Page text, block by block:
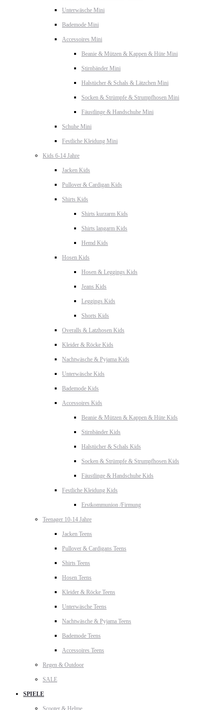
Unterwäsche Mini
Bademode Mini
Accessoires Mini
Beanie & Mützen & Kappen & Hüte Mini
Stirnbänder Mini
Halstücher & Schals & Lätzchen Mini
Socken & Strümpfe & Strumpfhosen Mini
Fäustlinge & Handschuhe Mini
Schuhe Mini
Festliche Kleidung Mini
Kids 6-14 Jahre
Jacken Kids
Pullover & Cardigan Kids
Shirts Kids
Shirts kurzarm Kids
Shirts langarm Kids
Hemd Kids
Hosen Kids
Hosen & Leggings Kids
Jeans Kids
Leggings Kids
Shorts Kids
Overalls & Latzhosen Kids
Kleider & Röcke Kids
Nachtwäsche & Pyjama Kids
Unterwäsche Kids
Bademode Kids
Accessoires Kids
Beanie & Mützen & Kappen & Hüte Kids
Stirnbänder Kids
Halstücher & Schals Kids
Socken & Strümpfe & Strumpfhosen Kids
Fäustlinge & Handschuhe Kids
Festliche Kleidung Kids
Erstkommunion /Firmung
Teenager 10-14 Jahre
Jacken Teens
Pullover & Cardigans Teens
Shirts Teens
Hosen Teens
Kleider & Röcke Teens
Unterwäsche Teens
Nachtwäsche & Pyjama Teens
Bademode Teens
Accessoires Teens
Regen & Outdoor
SALE
SPIELE
Scooter & Helme